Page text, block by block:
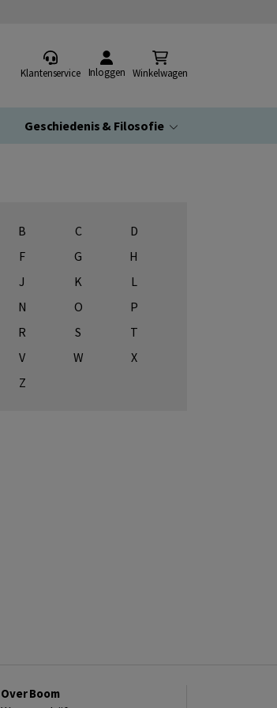
Klantenservice Inloggen Winkelwagen
Geschiedenis & Filosofie
B C
D
F G
H
J K
L
N O
P
R S
T
V W
X
Z
Over Boom